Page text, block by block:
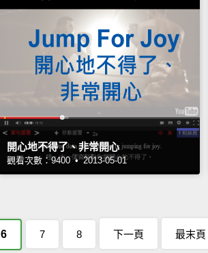
開心地不得了、非常開心
觀看次數：9400 • 2013-05-01
6 7 8 下一頁 最末頁